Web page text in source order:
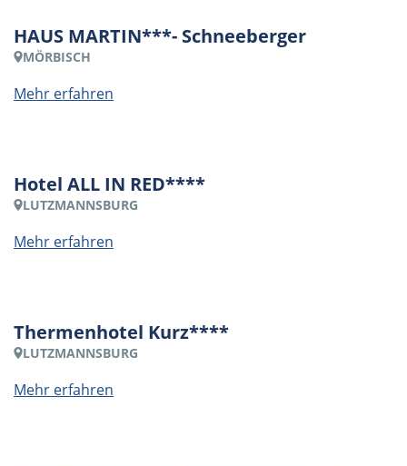
HAUS MARTIN***- Schneeberger
MÖRBISCH
Mehr erfahren
Hotel ALL IN RED****
LUTZMANNSBURG
Mehr erfahren
Thermenhotel Kurz****
LUTZMANNSBURG
Mehr erfahren